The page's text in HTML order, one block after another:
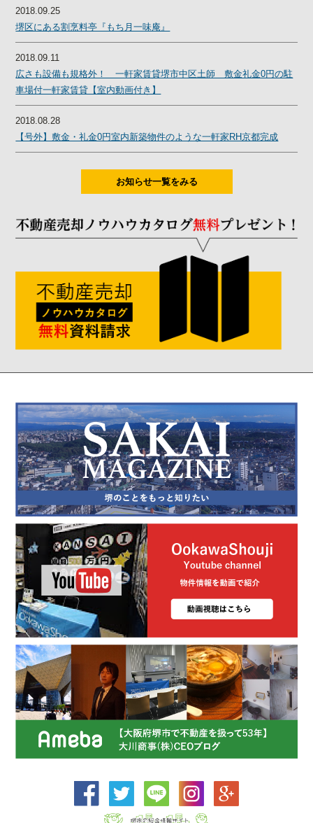
2018.09.25
堺区にある割烹料亭『もち月一味庵』
2018.09.11
広さも設備も規格外！ 一軒家賃貸堺市中区土師 敷金礼金0円の駐
車場付一軒家賃貸【室内動画付き】
2018.08.28
【号外】敷金・礼金0円室内新築物件のような一軒家RH京都完成
お知らせ一覧をみる